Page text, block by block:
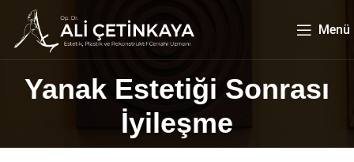
Menü
Yanak Estetiği Sonrası
İyileşme